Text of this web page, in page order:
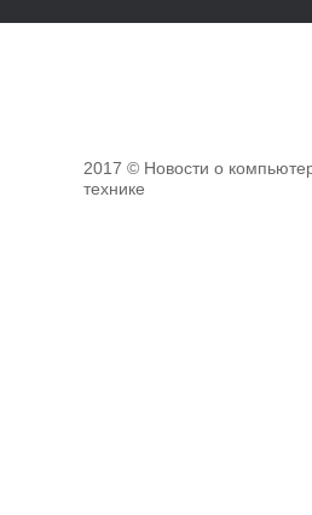
2017 © Новости о
технике